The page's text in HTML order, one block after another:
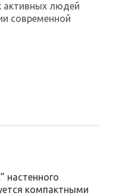
активных людей
современной
настенного
компактными